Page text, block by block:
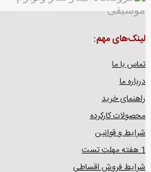
لینک‌های مهم:
تماس با ما
درباره ما
راهنمای خرید
محصولات کارکرده
شرایط و قوانین
1 هفته مهلت تست
شرایط فروش اقساطی